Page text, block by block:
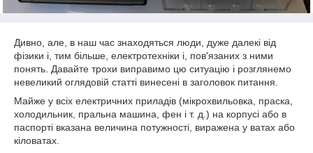
Дивно, але, в наш час знаходяться люди, дуже далекі від
фізики і, тим більше, електротехніки і, пов'язаних з ними
понять. Давайте трохи виправимо цю ситуацію і розглянемо
невеликий оглядовій статті винесені в заголовок питання.
Майже у всіх електричних приладів (мікрохвильовка, праска,
холодильник, пральна машина, фен і т. д.) на корпусі або в
паспорті вказана величина потужності, виражена у ватах або
кіловатах.